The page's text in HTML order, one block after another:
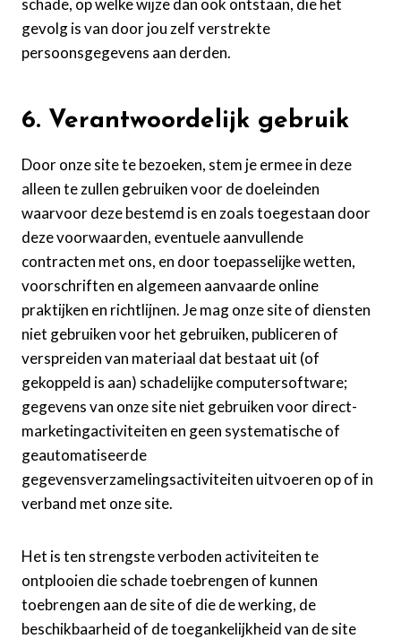
schade, op welke wijze dan ook ontstaan, die het
gevolg is van door jou zelf verstrekte
persoonsgegevens aan derden.
6. Verantwoordelijk gebruik
Door onze site te bezoeken, stem je ermee in deze
alleen te zullen gebruiken voor de doeleinden
waarvoor deze bestemd is en zoals toegestaan door
deze voorwaarden, eventuele aanvullende
contracten met ons, en door toepasselijke wetten,
voorschriften en algemeen aanvaarde online
praktijken en richtlijnen. Je mag onze site of diensten
niet gebruiken voor het gebruiken, publiceren of
verspreiden van materiaal dat bestaat uit (of
gekoppeld is aan) schadelijke computersoftware;
gegevens van onze site niet gebruiken voor direct-
marketingactiviteiten en geen systematische of
geautomatiseerde
gegevensverzamelingsactiviteiten uitvoeren op of in
verband met onze site.
Het is ten strengste verboden activiteiten te
ontplooien die schade toebrengen of kunnen
toebrengen aan de site of die de werking, de
beschikbaarheid of de toegankelijkheid van de site